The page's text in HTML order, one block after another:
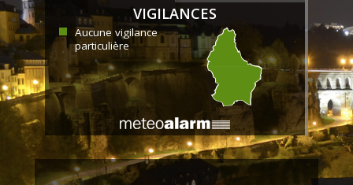
VIGILANCES
Aucune vigilance
particulière